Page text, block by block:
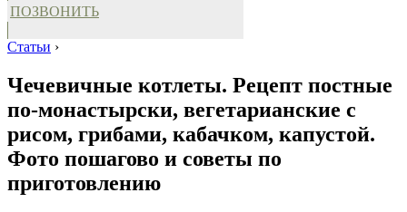
ПОЗВОНИТЬ
Статьи ›
Чечевичные котлеты. Рецепт постные
по-монастырски, вегетарианские с
рисом, грибами, кабачком, капустой.
Фото пошагово и советы по
приготовлению